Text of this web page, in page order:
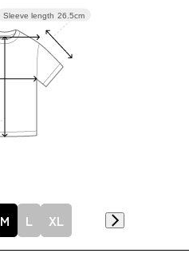
Sleeve length 26.5cm
M L XL